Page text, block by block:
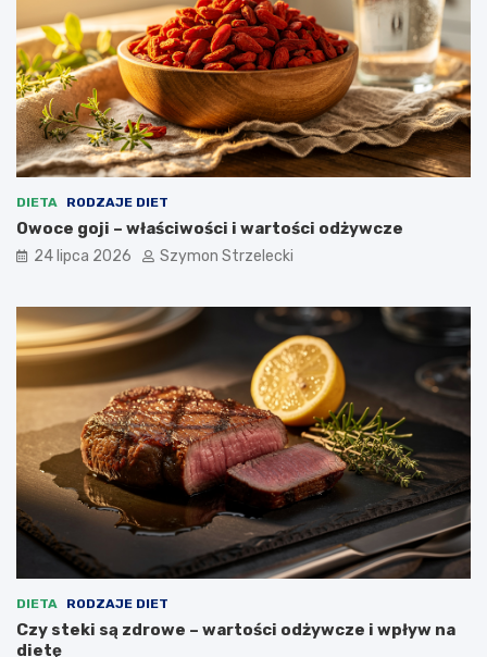
DIETA RODZAJE DIET
Owoce goji – właściwości i wartości odżywcze
24 lipca 2026 Szymon Strzelecki
DIETA RODZAJE DIET
Czy steki są zdrowe – wartości odżywcze i wpływ na
dietę